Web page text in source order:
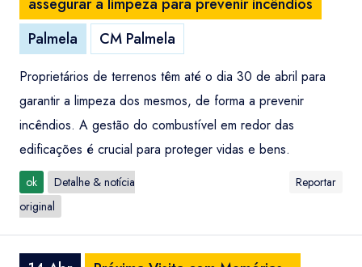
Palmela
CM Palmela
Proprietários de terrenos têm até o dia 30 de abril para
garantir a limpeza dos mesmos, de forma a prevenir
incêndios. A gestão do combustível em redor das
edificações é crucial para proteger vidas e bens.
ok
Detalhe & notícia
original
Reportar